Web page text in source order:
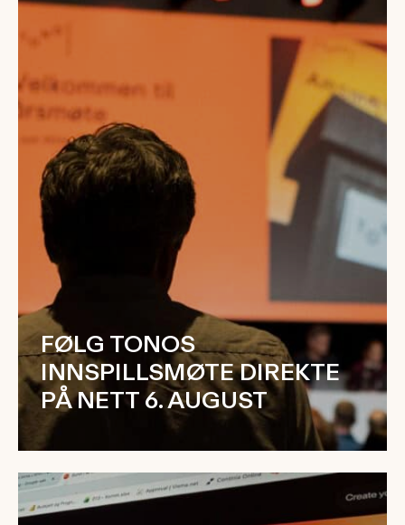
FØLG TONOS
INNSPILLSMØTE DIREKTE
PÅ NETT 6. AUGUST